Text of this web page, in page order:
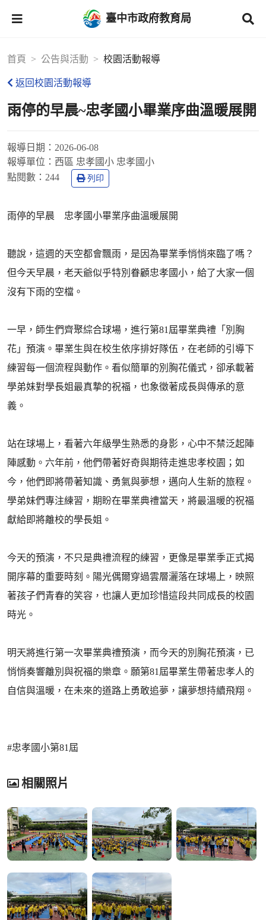
臺中市政府教育局
首頁 公告與活動 校園活動報導
返回校園活動報導
雨停的早晨~忠孝國小畢業序曲溫暖展開
報導日期： 2026-06-08
報導單位： 西區 忠孝國小 忠孝國小
點閱數： 244 列印
雨停的早晨 忠孝國小畢業序曲溫暖展開
聽說，這週的天空都會飄雨，是因為畢業季悄悄來臨了嗎？
但今天早晨，老天爺似乎特別眷顧忠孝國小，給了大家一個
沒有下雨的空檔。
一早，師生們齊聚綜合球場，進行第81屆畢業典禮「別胸
花」預演。畢業生與在校生依序排好隊伍，在老師的引導下
練習每一個流程與動作。看似簡單的別胸花儀式，卻承載著
學弟妹對學長姐最真摯的祝福，也象徵著成長與傳承的意
義。
站在球場上，看著六年級學生熟悉的身影，心中不禁泛起陣
陣感動。六年前，他們帶著好奇與期待走進忠孝校園；如
今，他們即將帶著知識、勇氣與夢想，邁向人生新的旅程。
學弟妹們專注練習，期盼在畢業典禮當天，將最溫暖的祝福
獻給即將離校的學長姐。
今天的預演，不只是典禮流程的練習，更像是畢業季正式揭
開序幕的重要時刻。陽光偶爾穿過雲層灑落在球場上，映照
著孩子們青春的笑容，也讓人更加珍惜這段共同成長的校園
時光。
明天將進行第一次畢業典禮預演，而今天的別胸花預演，已
悄悄奏響離別與祝福的樂章。願第81屆畢業生帶著忠孝人的
自信與溫暖，在未來的道路上勇敢追夢，讓夢想持續飛翔。
#忠孝國小第81屆
相關照片